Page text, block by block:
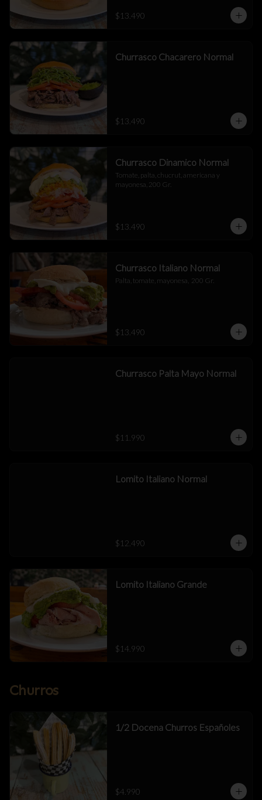
$13.490
Churrasco Chacarero Normal
$13.490
Churrasco Dinamico Normal
Tomate, palta, chucrut, americana y
mayonesa, 200 Gr.
$13.490
Churrasco Italiano Normal
Palta, tomate, mayonesa,  200 Gr.
$13.490
Churrasco Palta Mayo Normal
$11.990
Lomito Italiano Normal
$12.490
Lomito Italiano Grande
$14.990
Churros
1/2 Docena Churros Españoles
$4.990